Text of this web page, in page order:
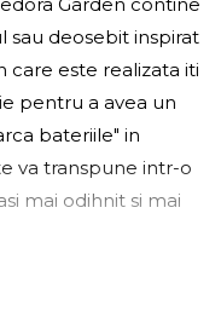
sau deosebit inspirat
care este realizata iti
pentru a avea un
bateriile" in
va transpune intr-o
mai odihnit si mai